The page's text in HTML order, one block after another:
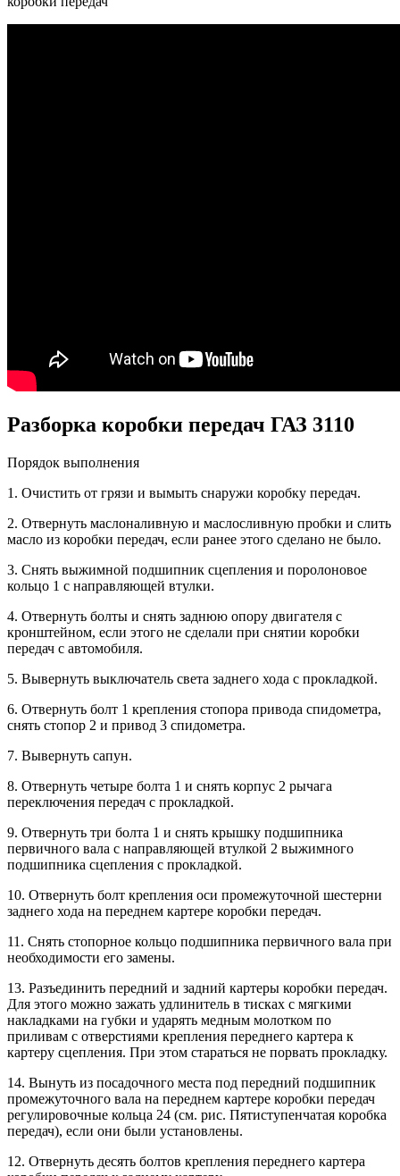
Разборка коробки передач ГАЗ 3110
Порядок выполнения
1. Очистить от грязи и вымыть снаружи коробку передач.
2. Отвернуть маслоналивную и маслосливную пробки и слить
масло из коробки передач, если ранее этого сделано не было.
3. Снять выжимной подшипник сцепления и поролоновое
кольцо 1 с направляющей втулки.
4. Отвернуть болты и снять заднюю опору двигателя с
кронштейном, если этого не сделали при снятии коробки
передач с автомобиля.
5. Вывернуть выключатель света заднего хода с прокладкой.
6. Отвернуть болт 1 крепления стопора привода спидометра,
снять стопор 2 и привод 3 спидометра.
7. Вывернуть сапун.
8. Отвернуть четыре болта 1 и снять корпус 2 рычага
переключения передач с прокладкой.
9. Отвернуть три болта 1 и снять крышку подшипника
первичного вала с направляющей втулкой 2 выжимного
подшипника сцепления с прокладкой.
10. Отвернуть болт крепления оси промежуточной шестерни
заднего хода на переднем картере коробки передач.
11. Снять стопорное кольцо подшипника первичного вала при
необходимости его замены.
13. Разъединить передний и задний картеры коробки передач.
Для этого можно зажать удлинитель в тисках с мягкими
накладками на губки и ударять медным молотком по
приливам с отверстиями крепления переднего картера к
картеру сцепления. При этом стараться не порвать прокладку.
14. Вынуть из посадочного места под передний подшипник
промежуточного вала на переднем картере коробки передач
регулировочные кольца 24 (см. рис. Пятиступенчатая коробка
передач), если они были установлены.
12. Отвернуть десять болтов крепления переднего картера